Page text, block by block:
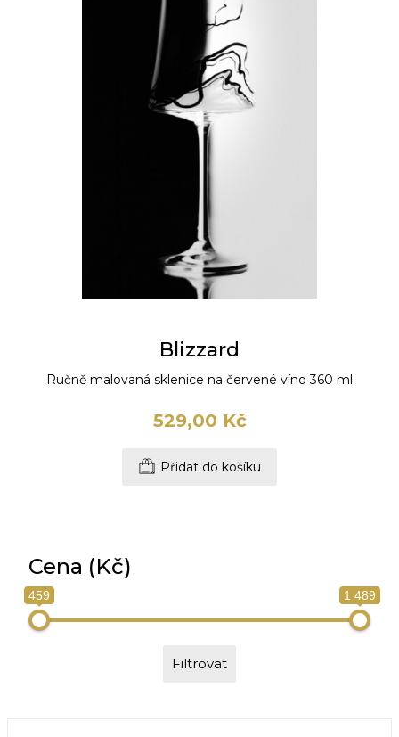
Blizzard
Ručně malovaná sklenice na červené víno 360 ml
529,00 Kč
Přidat do košíku
Cena (Kč)
459 1 489
Filtrovat